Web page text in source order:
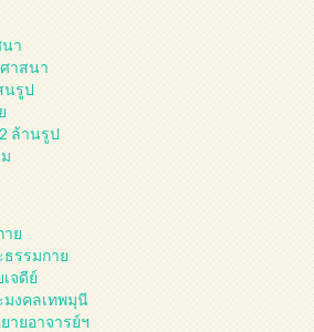
า
าสนา
นรูป
ล้านรูป
ย
รรมกาย
จดีย์
มงคลเทพมุนี
ายอาจารย์ฯ